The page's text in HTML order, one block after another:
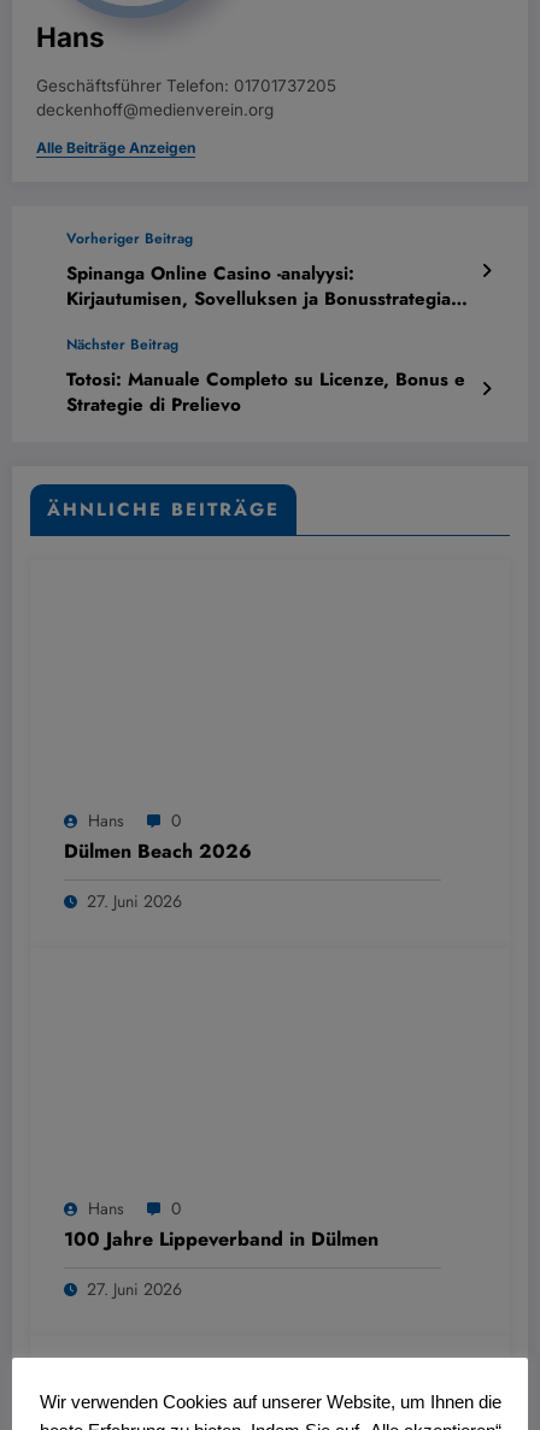
Hans
Geschäftsführer Telefon: 01701737205
deckenhoff@medienverein.org
Alle Beiträge Anzeigen
Vorheriger Beitrag
Spinanga Online Casino -analyysi:
Kirjautumisen, Sovelluksen ja Bonusstrategian
Nächster Beitrag
Totosi: Manuale Completo su Licenze, Bonus e
Strategie di Prelievo
ÄHNLICHE BEITRÄGE
Hans 0
Dülmen Beach 2026
27. Juni 2026
Hans 0
100 Jahre Lippeverband in Dülmen
27. Juni 2026
Wir verwenden Cookies auf unserer Website, um Ihnen die